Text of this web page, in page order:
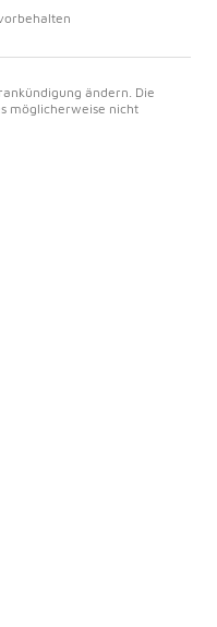
ändern. Die
möglicherweise nicht